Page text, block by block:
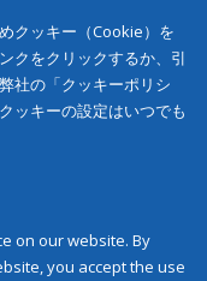
クッキー（Cookie）を
クをクリックするか、引
社の「クッキーポリシ
ッキーの設定はいつでも
on our website. By
you accept the use